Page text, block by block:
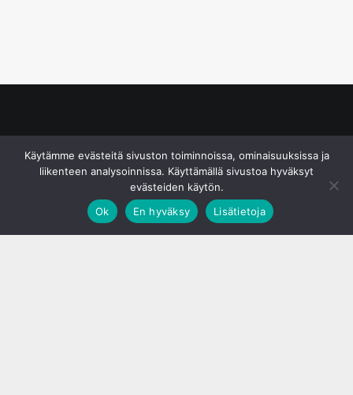
Käytämme evästeitä sivuston toiminnoissa, ominaisuuksissa ja
liikenteen analysoinnissa. Käyttämällä sivustoa hyväksyt
evästeiden käytön.
Ok
En hyväksy Lisätietoja